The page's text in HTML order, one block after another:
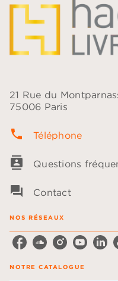
21 Rue du
75006 Paris
phone Téléphone
contacts Questions
question_answer Contact
NOS RÉSEAUX
NOTRE CATALOGUE